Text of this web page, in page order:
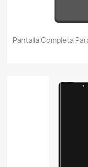
Pantalla Completa